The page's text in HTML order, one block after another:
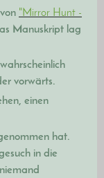
von "Mirror Hunt -
Manuskript lag
vorwärts.
einen
hat.
in die